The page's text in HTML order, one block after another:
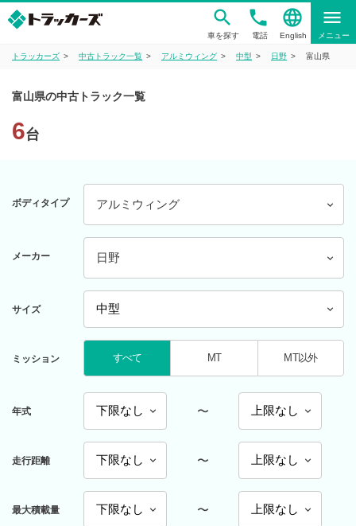
車を探す
phone
電話
language
English
menu
メニュー
トラッカーズ 中古トラック一覧 アルミウィング 中型 日野 富山県
富山県の中古トラック一覧
6台
ボディタイプ アルミウィング
メーカー 日野
サイズ
ミッション すべて MT MT以外
年式 〜
走行距離 〜
最大積載量 〜